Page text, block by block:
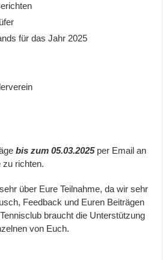
für das Jahr 2025
bis zum 05.03.2025per Email an
zu richten.
über Eure Teilnahme, da wir sehr
Feedback und Euren Beiträgen
braucht die Unterstützung
von Euch.